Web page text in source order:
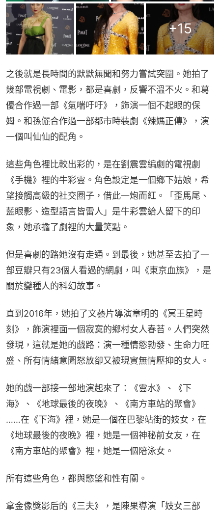
+15
之後就是長時間的默默無聞和努力嘗試突圍。她拍了
幾部電視劇、電影，都是喜劇，反響不溫不火。和葛
優合作過一部《氣喘吁吁》，飾演一個不起眼的保
姆。和孫儷合作過一部都市時裝劇《辣媽正傳》，演
一個叫仙仙的配角。
這些角色裡比較出彩的，是在劉震雲編劇的電視劇
《手機》裡的牛彩雲。角色設定是一個鄉下姑娘，希
望接觸高級的社交圈子，借此一炮而紅。「歪馬尾、
藍眼影、造型語言皆雷人」是牛彩雲給人留下的印
象，她承擔了劇裡的大量笑點。
但是喜劇的路她沒有走通。到最後，她甚至去拍了一
部豆瓣只有23個人看過的網劇，叫《東京血族》，是
關於變種人的科幻故事。
直到2016年，她拍了文藝片導演章明的《冥王星時
刻》，飾演裡面一個寂寞的鄉村女人春苔。人們突然
發現，這就是她的戲路：演一種情慾勃發、生命力旺
盛、所有情緒意圖怒放卻又被現實無情壓抑的女人。
她的戲一部接一部地演起來了：《雲水》、《下
海》、《地球最後的夜晚》、《南方車站的聚會》
……在《下海》裡，她是一個在巴黎站街的妓女，在
《地球最後的夜晚》裡，她是一個神秘前女友，在
《南方車站的聚會》裡，她是一個陪泳女。
所有這些角色，都與慾望和性有關。
拿金像獎影后的《三夫》，是陳果導演「妓女三部